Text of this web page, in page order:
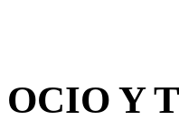
OCIO Y